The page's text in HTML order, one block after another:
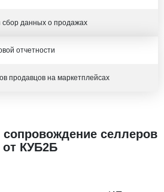
данных о продажах
отчетности
продавцов на маркетплейсах
сопровождение селлеров
от КУБ2Б